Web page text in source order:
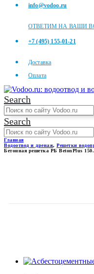
info@vodoo.ru
ОТВЕТИМ НА ВАШИ
+7 (495) 155-01-21
Доставка
Оплата
Search
Search
Главная
Водоотвод и дренаж, Решетки
Бетонная решетка РБ BetonPlus